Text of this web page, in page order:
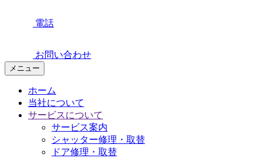
電話
お問い合わせ
メニュー
ホーム
当社について
サービスについて
サービス案内
シャッター修理・取替
ドア修理・取替